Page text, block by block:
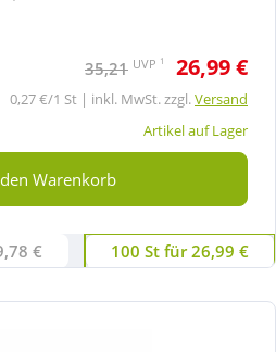
35,21 UVP 1 26,99 €
0,27 €/1 St | inkl. MwSt. zzgl.Versand
Artikel auf Lager
Warenkorb
€ 100 St für 26,99 €